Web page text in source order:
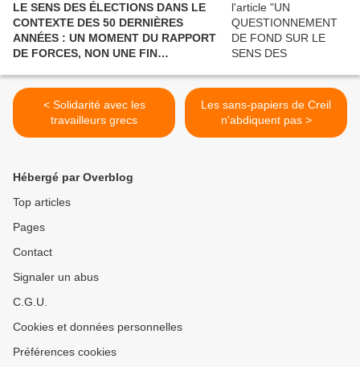
LE SENS DES ÉLECTIONS DANS LE
CONTEXTE DES 50 DERNIÈRES
ANNÉES : UN MOMENT DU RAPPORT
DE FORCES, NON UNE FIN
< Solidarité avec les
travailleurs grecs
Les sans-papiers de Creil
n'abdiquent pas >
Hébergé par Overblog
Top articles
Pages
Contact
Signaler un abus
C.G.U.
Cookies et données personnelles
Préférences cookies